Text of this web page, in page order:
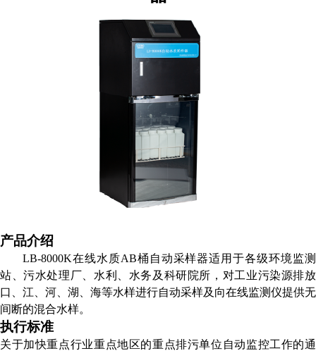
产品介绍
LB-8000K在线水质AB桶自动采样器适用于各级环境监测
站、污水处理厂、水利、水务及科研院所，对工业污染源排放
口、江、河、湖、海等水样进行自动采样及向在线监测仪提供无
间断的混合水样。
执行标准
关于加快重点行业重点地区的重点排污单位自动监控工作的通